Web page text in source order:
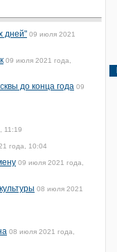
дней" 09 июля 2021
09 июля 2021 года,
до конца года 09
11:19
года, 10:04
09 июля 2021 года,
08 июля 2021
08 июля 2021 года,